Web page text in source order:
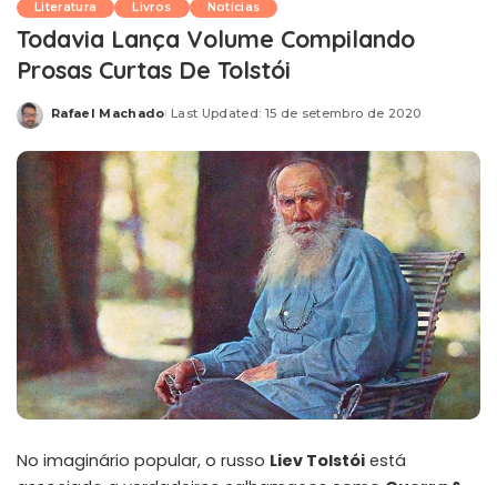
Literatura Livros Notícias
Todavia Lança Volume Compilando
Prosas Curtas De Tolstói
Posted
Rafael Machado Last Updated: 15 de setembro de 2020
No imaginário popular, o russo Liev Tolstói está